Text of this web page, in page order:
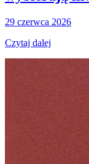
29 czerwca 2026
Czytaj dalej